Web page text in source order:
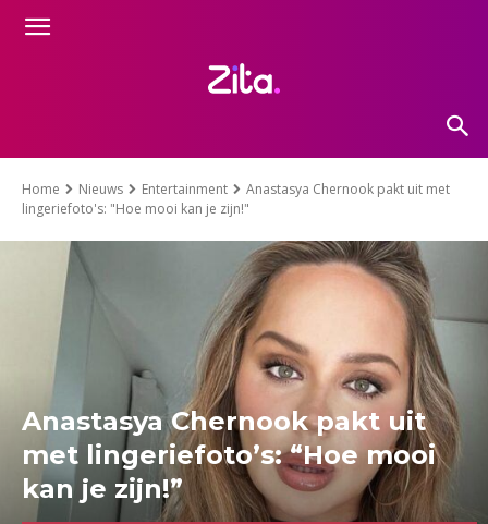
Home Nieuws Entertainment
Anastasya Chernook pakt uit met
lingeriefoto's: "Hoe mooi kan je zijn!"
Anastasya Chernook pakt uit
met lingeriefoto’s: “Hoe mooi
kan je zijn!”